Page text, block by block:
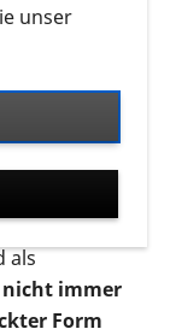
Videos zu
werden in
Variante
als
nicht immer
Form
unser